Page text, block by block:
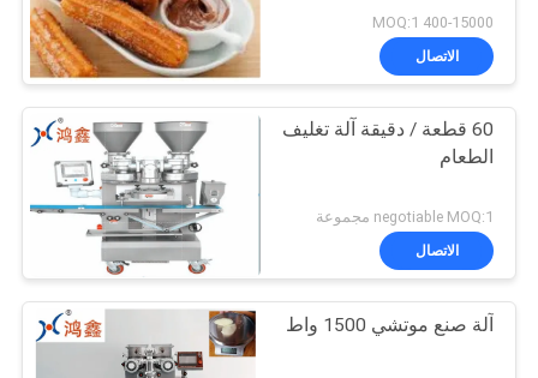
400-15000 MOQ:1
الاتصال
60 قطعة / دقيقة آلة تغليف
الطعام
negotiable MOQ:1 مجموعة
الاتصال
آلة صنع موتشي 1500 واط